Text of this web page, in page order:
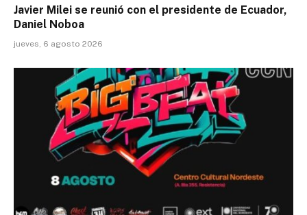
Javier Milei se reunió con el presidente de Ecuador,
Daniel Noboa
jueves, 6 agosto 2026